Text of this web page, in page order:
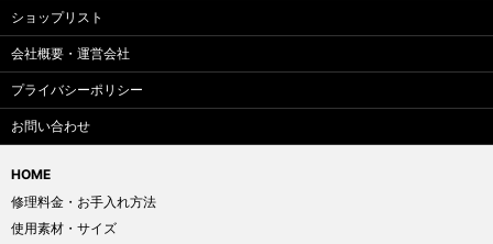
ショップリスト
会社概要・運営会社
プライバシーポリシー
お問い合わせ
HOME
修理料金・お手入れ方法
使用素材・サイズ